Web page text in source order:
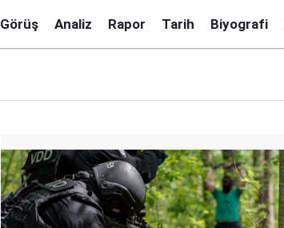
Görüş Analiz Rapor Tarih Biyografi